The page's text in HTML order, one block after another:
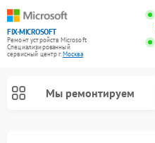
FIX-MICROSOFT
Ремонт устройств Microsoft
Специализированный
cервисный центр г.Москва
Мы ремонтируем